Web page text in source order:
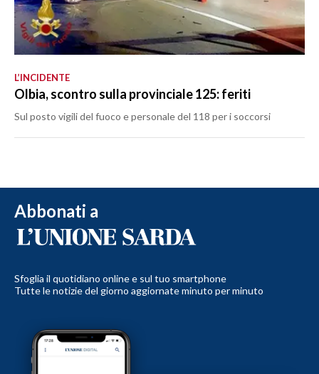
L’INCIDENTE
Olbia, scontro sulla provinciale 125: feriti
Sul posto vigili del fuoco e personale del 118 per i soccorsi
Abbonati a
Sfoglia il quotidiano online e sul tuo smartphone
Tutte le notizie del giorno aggiornate minuto per minuto